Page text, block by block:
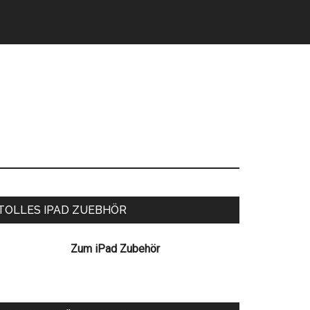
IPAD ZUEBHÖR
Zum iPad Zubehör